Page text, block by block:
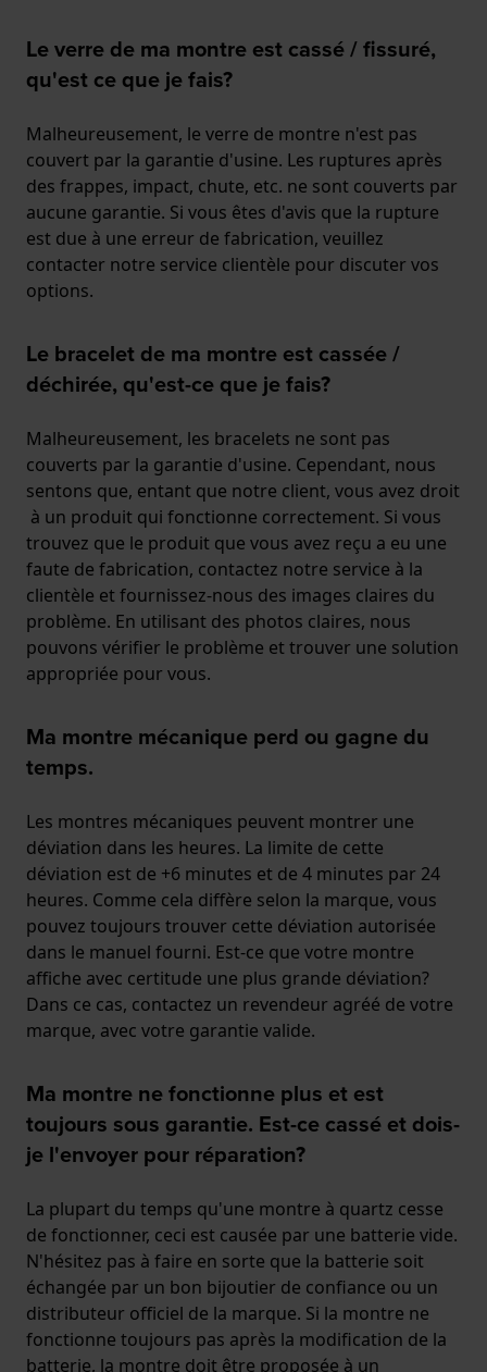
Le verre de ma montre est cassé / fissuré,
qu'est ce que je fais?
Malheureusement, le verre de montre n'est pas
couvert par la garantie d'usine. Les ruptures après
des frappes, impact, chute, etc. ne sont couverts par
aucune garantie. Si vous êtes d'avis que la rupture
est due à une erreur de fabrication, veuillez
contacter notre service clientèle pour discuter vos
options.
Le bracelet de ma montre est cassée /
déchirée, qu'est-ce que je fais?
Malheureusement, les bracelets ne sont pas
couverts par la garantie d'usine. Cependant, nous
sentons que, entant que notre client, vous avez droit
à un produit qui fonctionne correctement. Si vous
trouvez que le produit que vous avez reçu a eu une
faute de fabrication, contactez notre service à la
clientèle et fournissez-nous des images claires du
problème. En utilisant des photos claires, nous
pouvons vérifier le problème et trouver une solution
appropriée pour vous.
Ma montre mécanique perd ou gagne du
temps.
Les montres mécaniques peuvent montrer une
déviation dans les heures. La limite de cette
déviation est de +6 minutes et de 4 minutes par 24
heures. Comme cela diffère selon la marque, vous
pouvez toujours trouver cette déviation autorisée
dans le manuel fourni. Est-ce que votre montre
affiche avec certitude une plus grande déviation?
Dans ce cas, contactez un revendeur agréé de votre
marque, avec votre garantie valide.
Ma montre ne fonctionne plus et est
toujours sous garantie. Est-ce cassé et dois-
je l'envoyer pour réparation?
La plupart du temps qu'une montre à quartz cesse
de fonctionner, ceci est causée par une batterie vide.
N'hésitez pas à faire en sorte que la batterie soit
échangée par un bon bijoutier de confiance ou un
distributeur officiel de la marque. Si la montre ne
fonctionne toujours pas après la modification de la
batterie, la montre doit être proposée à un